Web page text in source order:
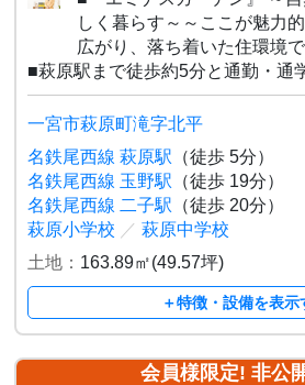
しく暮らす～～ここが魅力
広がり、落ち着いた住環境
■萩原駅まで徒歩約5分と通勤・通
一宮市萩原町滝字北平
名鉄尾西線 萩原駅 （徒歩 5分）
名鉄尾西線 玉野駅 （徒歩 19分）
名鉄尾西線 二子駅 （徒歩 20分）
萩原小学校 ／ 萩原中学校
土地： 163.89㎡(49.57坪)
＋特徴・設備を表示
会員様限定! 非公